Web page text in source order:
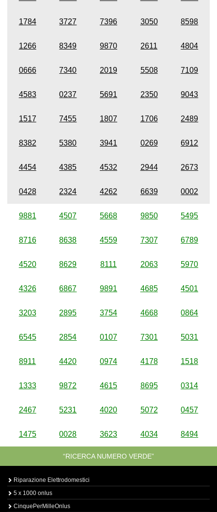
1784 3727 7396 3050 8598
1266 8349 9870 2611 4804
0666 7340 2019 5508 7109
4583 0237 5691 2350 9043
1517 7455 1807 1706 2489
8382 5380 3941 0269 6912
4454 4385 4532 2944 2673
0428 2324 4262 6639 0002
9881 4507 5668 9850 5495
8716 8638 4559 7307 6789
4520 8629 8111 2063 5970
4326 6867 9891 4685 4501
3203 2895 3754 4668 0864
6545 2854 0107 7301 5031
8911 4420 0974 4178 1518
1333 9872 4615 8695 0314
2467 5231 4020 5072 0457
1475 0028 3623 4034 8494
“RICERCA NUMERO VERDE”
Riparazione Elettrodomestici
5 x 1000 onlus
CinquePerMilleOnlus